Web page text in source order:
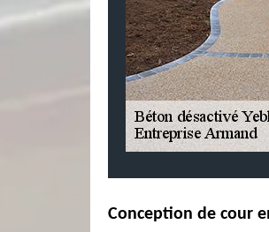
Conception de cour